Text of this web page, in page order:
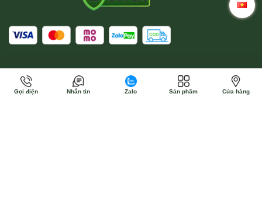
Gọi điện Nhắn tin Zalo Sản phẩm Cửa hàng